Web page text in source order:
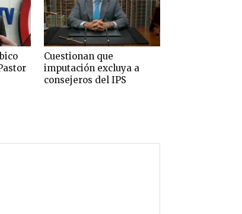
Cuestionan que
imputación excluya a
consejeros del IPS